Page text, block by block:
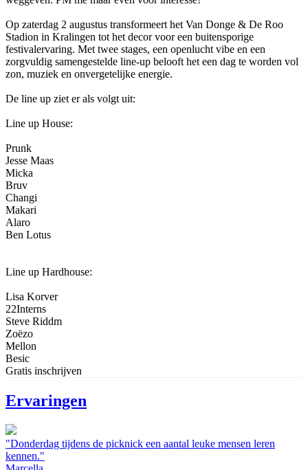
Op zaterdag 2 augustus transformeert het Van Donge & De Roo
Stadion in Kralingen tot het decor voor een buitensporige
festivalervaring. Met twee stages, een openlucht vibe en een
zorgvuldig samengestelde line-up belooft het een dag te worden vol
zon, muziek en onvergetelijke energie.
De line up ziet er als volgt uit:
Line up House:
Prunk
Jesse Maas
Micka
Bruv
Changi
Makari
Alaro
Ben Lotus
Line up Hardhouse:
Lisa Korver
22Interns
Steve Riddm
Zoëzo
Mellon
Besic
Gratis inschrijven
Ervaringen
"Donderdag tijdens de picknick een aantal leuke mensen leren
kennen."